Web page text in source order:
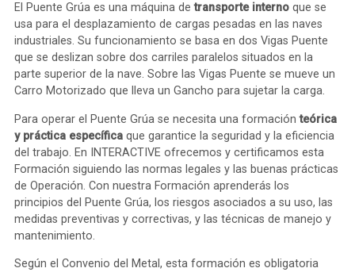
El Puente Grúa es una máquina detransporte internoque se
usa para el desplazamiento de cargas pesadas en las naves
industriales. Su funcionamiento se basa en dos Vigas Puente
que se deslizan sobre dos carriles paralelos situados en la
parte superior de la nave. Sobre las Vigas Puente se mueve un
Carro Motorizado que lleva un Gancho para sujetar la carga.
Para operar el Puente Grúa se necesita una formación teórica
y práctica específicaque garantice la seguridad y la eficiencia
del trabajo. En INTERACTIVE ofrecemos y certificamos esta
Formación siguiendo las normas legales y las buenas prácticas
de Operación. Con nuestra Formación aprenderás los
principios del Puente Grúa, los riesgos asociados a su uso, las
medidas preventivas y correctivas, y las técnicas de manejo y
mantenimiento.
Según el Convenio del Metal, esta formación es obligatoria